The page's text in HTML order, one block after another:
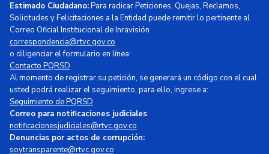
Estimado Ciudadano:Para radicar Peticiones, Quejas, Reclamos,
Solicitudes y Felicitaciones a la Entidad puede remitir lo pertinente al
Correo Oficial Institucional de Inravisión
correspondencia@rtvc.gov.co
o diligenciar el formulario en línea:
Contacto PQRSD
Al momento de registrar su petición, se generará un código con el cual
usted podrá realizar el seguimiento, para ello, ingrese a:
Seguimiento de PQRSD
Correo para notificaciones judiciales
notificacionesjudiciales@rtvc.gov.co
Denuncias por actos de corrupción:
soytransparente@rtvc.gov.co